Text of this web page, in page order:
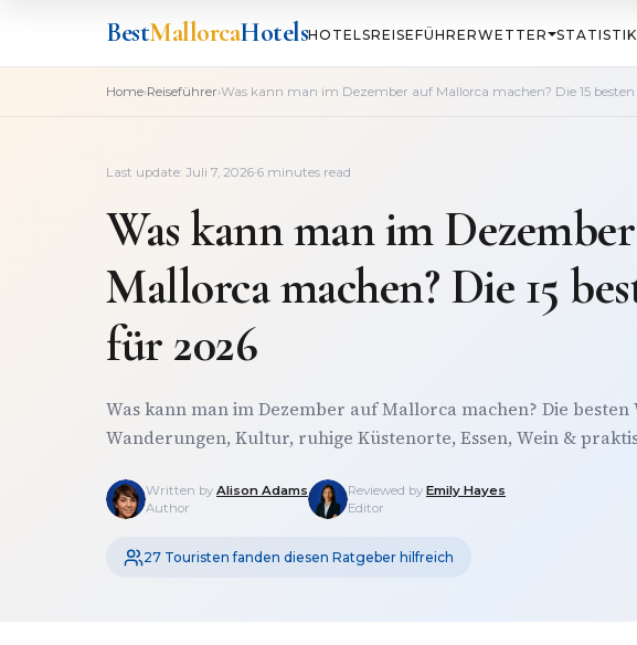
BestMallorcaHotelsHOTELSREISEFÜHRERWETTER
Home›Reiseführer›Was kann man im Dezember auf Mallorca machen? Die 15
Last update: Juli 7, 2026·6 minutes read
Was kann man im
Mallorca machen? Die 15
für 2026
Was kann man im Dezember auf Mallorca machen? Die
Wanderungen, Kultur, ruhige Küstenorte, Essen, Wein &
Written by Alison Adams
Author
Reviewed by Emily Hayes
Editor
27 Touristen fanden diesen Ratgeber hilfreich